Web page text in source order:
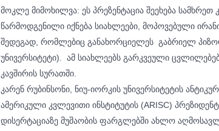
მოკლე მიმოხილვა: ეს პრეზენტაცია შეეხება
წარმოდგენილი იქნება სიახლეები, მოპოვებული
შედეგად, რომლებიც განახორციელეს გაბრიელ
უნივერსიტეტი). ამ სიახლეებს გარკვეული
კავშირის სურათში.
კარენ რუბინსონი, ნიუ-იორკის უნივერსიტეტის
ამერიკული კვლევითი ინსტიტუტის (ARISC)
დისერტაციაზე მუშაობის ფარგლებში ახლო